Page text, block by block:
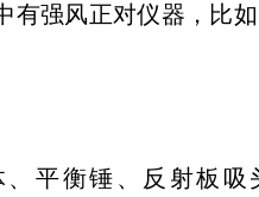
有强风正对仪器，比
平衡锤、反射板吸